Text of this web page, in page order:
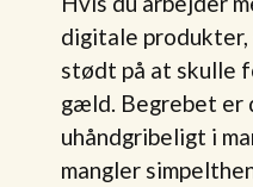
digitale produkter,
stødt på at skulle
gæld. Begrebet er
uhåndgribeligt i
mangler